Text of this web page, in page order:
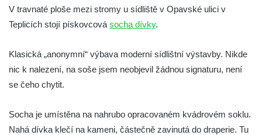
Socha Smilodon v ZOO Hluboká
Socha Veledaněk v ZOO Hluboká
Socha Koroun bezzubý v ZOO Hluboká
Socha Plejtvák obrovský v ZOO Hluboká
Socha Medvěd jeskynní v ZOO Hluboká
Socha Mamut srstnatý v ZOO Hluboká
V travnaté ploše mezi stromy u sídliště v Opavské ulici v
Teplicích stojí pískovcová socha dívky.
Klasická „anonymní“ výbava moderní sídlištní výstavby. Nikde
nic k nalezení, na soše jsem neobjevil žádnou signaturu, není
se čeho chytit.
Socha je umístěna na nahrubo opracovaném kvádrovém soklu.
Nahá dívka klečí na kameni, částečně zavinutá do draperie. Tu